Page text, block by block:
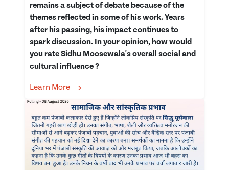
remains a subject of debate because of the
themes reflected in some of his work. Years
after his passing, his impact continues to
spark discussion. In your opinion, how would
you rate Sidhu Moosewala's overall social and
cultural influence ?
Learn More